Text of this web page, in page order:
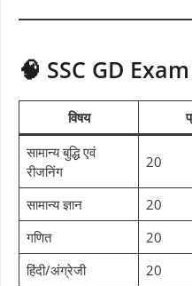
🧠 SSC GD
विषय
सामान्य बुद्धि एवं
रीजनिंग
20
सामान्य ज्ञान 20
गणित
20
हिंदी/अंग्रेजी
20